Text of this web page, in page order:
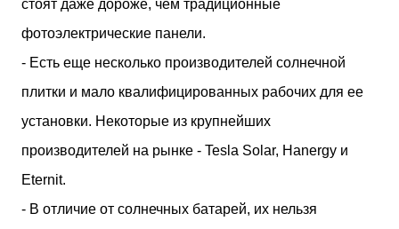
стоят даже дороже, чем традиционные
фотоэлектрические панели.
- Есть еще несколько производителей солнечной
плитки и мало квалифицированных рабочих для ее
установки. Некоторые из крупнейших
производителей на рынке - Tesla Solar, Hanergy и
Eternit.
- В отличие от солнечных батарей, их нельзя